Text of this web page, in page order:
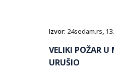
Izvor: 24sedam.rs,
VELIKI POŽAR U
URUŠIO